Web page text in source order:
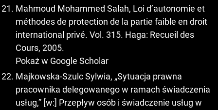
Mahmoud Mohammed Salah, Loi d’autonomie et
méthodes de protection de la partie faible en droit
international privé. Vol. 315. Haga: Recueil des
Cours, 2005.
Pokaż w Google Scholar
Majkowska-Szulc Sylwia, „Sytuacja prawna
pracownika delegowanego w ramach świadczenia
usług,” [w:] Przepływ osób i świadczenie usług w